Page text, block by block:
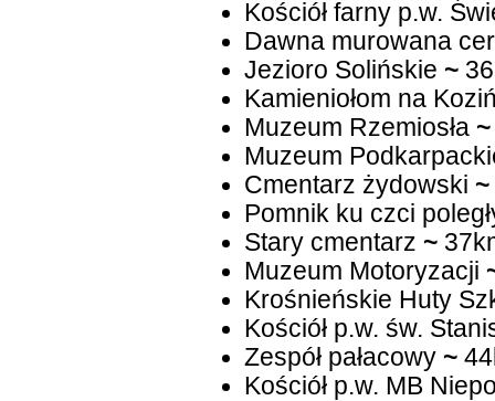
Kościół farny p.w.
Dawna murowana
Jezioro Solińskie ~
Kamieniołom na
Muzeum Rzemiosła ~
Muzeum
Cmentarz żydowski ~
Pomnik ku czci
Stary cmentarz ~
Muzeum Motoryzacji
Krośnieńskie Huty
Kościół p.w. św.
Zespół pałacowy ~
Kościół p.w. MB